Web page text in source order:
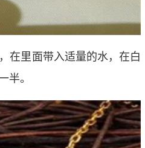
在里面带入适量的水，在白
半。